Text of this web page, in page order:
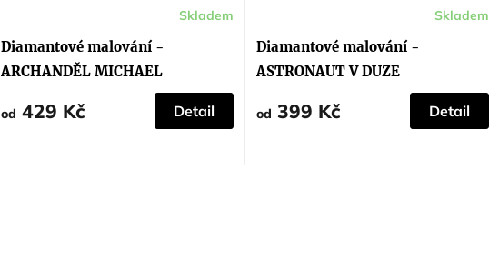
Diamantové malování -
ARCHANDĚL MICHAEL
Skladem
od 429 Kč Detail
Diamantové malování -
ASTRONAUT V DUZE
Skladem
od 399 Kč Detail